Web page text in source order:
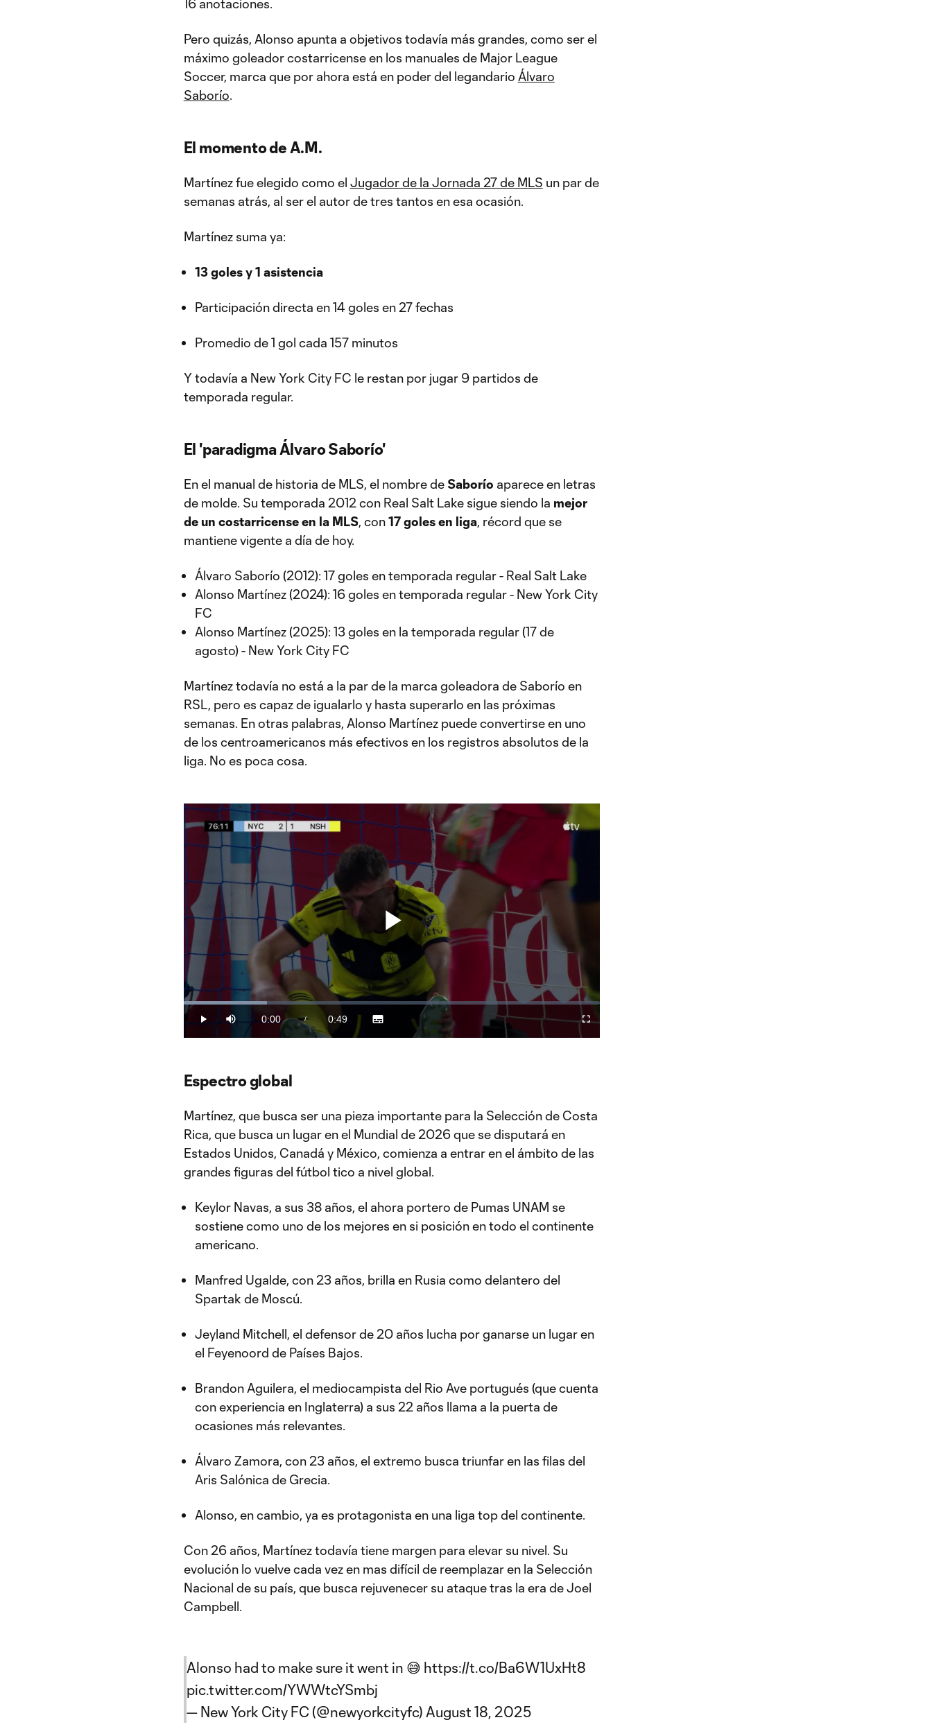
16 anotaciones.
Pero quizás, Alonso apunta a objetivos todavía más grandes, como ser el
máximo goleador costarricense en los manuales de Major League
Soccer, marca que por ahora está en poder del legandario Álvaro
Saborío.
El momento de A.M.
Martínez fue elegido como el Jugador de la Jornada 27 de MLS un par de
semanas atrás, al ser el autor de tres tantos en esa ocasión.
Martínez suma ya:
13 goles y 1 asistencia
Participación directa en 14 goles en 27 fechas
Promedio de 1 gol cada 157 minutos
Y todavía a New York City FC le restan por jugar 9 partidos de
temporada regular.
El 'paradigma Álvaro Saborío'
En el manual de historia de MLS, el nombre de Saborío aparece en letras
de molde. Su temporada 2012 con Real Salt Lake sigue siendo la mejor
de un costarricense en la MLS, con17 goles en liga, récord que se
mantiene vigente a día de hoy.
Álvaro Saborío (2012): 17 goles en temporada regular - Real Salt Lake
Alonso Martínez (2024): 16 goles en temporada regular - New York City
FC
Alonso Martínez (2025): 13 goles en la temporada regular (17 de
agosto) - New York City FC
Martínez todavía no está a la par de la marca goleadora de Saborío en
RSL, pero es capaz de igualarlo y hasta superarlo en las próximas
semanas. En otras palabras, Alonso Martínez puede convertirse en uno
de los centroamericanos más efectivos en los registros absolutos de la
liga. No es poca cosa.
Play
Video
Play Mute
Current
Time
0:00 /
Duration
0:49
Loaded:
Subtitles
Fullscreen
Difundir
Chromecast
Espectro global
Martínez, que busca ser una pieza importante para la Selección de Costa
Rica, que busca un lugar en el Mundial de 2026 que se disputará en
Estados Unidos, Canadá y México, comienza a entrar en el ámbito de las
grandes figuras del fútbol tico a nivel global.
Keylor Navas, a sus 38 años, el ahora portero de Pumas UNAM se
sostiene como uno de los mejores en si posición en todo el continente
americano.
Manfred Ugalde, con 23 años, brilla en Rusia como delantero del
Spartak de Moscú.
Jeyland Mitchell, el defensor de 20 años lucha por ganarse un lugar en
el Feyenoord de Países Bajos.
Brandon Aguilera, el mediocampista del Rio Ave portugués (que cuenta
con experiencia en Inglaterra) a sus 22 años llama a la puerta de
ocasiones más relevantes.
Álvaro Zamora, con 23 años, el extremo busca triunfar en las filas del
Aris Salónica de Grecia.
Alonso, en cambio, ya es protagonista en una liga top del continente.
Con 26 años, Martínez todavía tiene margen para elevar su nivel. Su
evolución lo vuelve cada vez en mas difícil de reemplazar en la Selección
Nacional de su país, que busca rejuvenecer su ataque tras la era de Joel
Campbell.
Alonso had to make sure it went in 😅 https://t.co/Ba6W1UxHt8
pic.twitter.com/YWWtcYSmbj
— New York City FC (@newyorkcityfc) August 18, 2025